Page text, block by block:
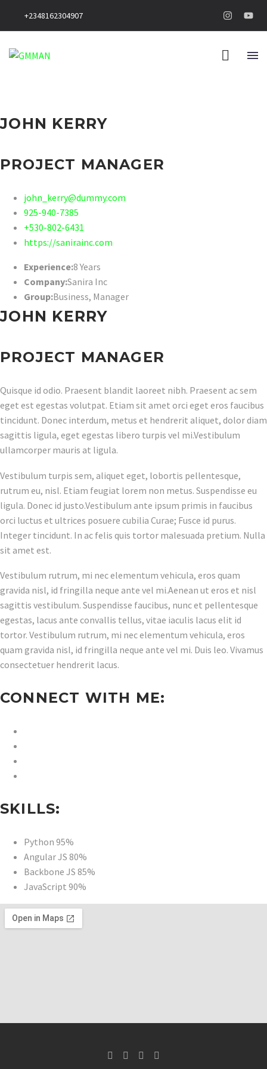
+2348162304907
JOHN KERRY
PROJECT MANAGER
john_kerry@dummy.com
925-940-7385
+530-802-6431
https://sanirainc.com
Experience:8 Years
Company:Sanira Inc
Group:Business, Manager
JOHN KERRY
PROJECT MANAGER
Quisque id odio. Praesent blandit laoreet nibh. Praesent ac sem
eget est egestas volutpat. Etiam sit amet orci eget eros faucibus
tincidunt. Donec interdum, metus et hendrerit aliquet, dolor diam
sagittis ligula, eget egestas libero turpis vel mi.Vestibulum
ullamcorper mauris at ligula.
Vestibulum turpis sem, aliquet eget, lobortis pellentesque,
rutrum eu, nisl. Etiam feugiat lorem non metus. Suspendisse eu
ligula. Donec id justo.Vestibulum ante ipsum primis in faucibus
orci luctus et ultrices posuere cubilia Curae; Fusce id purus.
Integer tincidunt. In ac felis quis tortor malesuada pretium. Nulla
sit amet est.
Vestibulum rutrum, mi nec elementum vehicula, eros quam
gravida nisl, id fringilla neque ante vel mi.Aenean ut eros et nisl
sagittis vestibulum. Suspendisse faucibus, nunc et pellentesque
egestas, lacus ante convallis tellus, vitae iaculis lacus elit id
tortor. Vestibulum rutrum, mi nec elementum vehicula, eros
quam gravida nisl, id fringilla neque ante vel mi. Duis leo. Vivamus
consectetuer hendrerit lacus.
CONNECT WITH ME:
SKILLS:
Python 95%
Angular JS 80%
Backbone JS 85%
JavaScript 90%